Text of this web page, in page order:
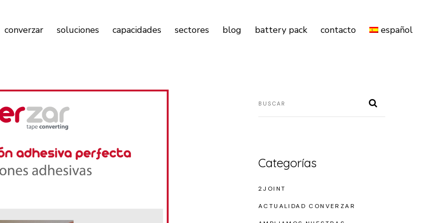
converzar soluciones capacidades sectores blog battery pack contacto español
Categorías
2JOINT
ACTUALIDAD CONVERZAR